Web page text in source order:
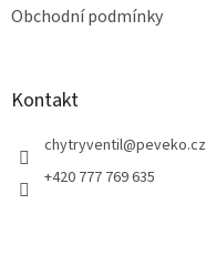
Obchodní podmínky
Kontakt
chytryventil@peveko.cz
+420 777 769 635